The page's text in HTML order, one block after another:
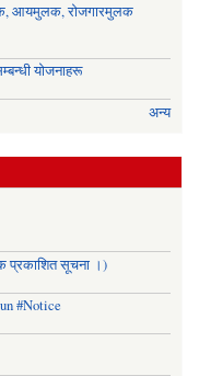
आयमुलक, रोजगारमुलक
योजनाहरू
अन्य
प्रकाशित सूचना ।)
#Notice